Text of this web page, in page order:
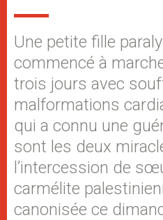
Une petite fille
commencé à
trois jours avec
malformations
qui a connu une
sont les deux
l’intercession de
carmélite
canonisée ce